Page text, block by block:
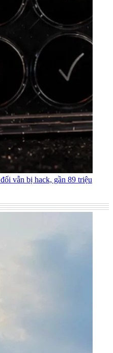
vẫn bị hack, gần 89 triệu